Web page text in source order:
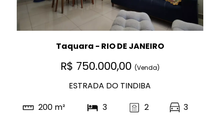
Taquara - RIO DE JANEIRO
R$ 750.000,00 (Venda)
ESTRADA DO TINDIBA
200 m²
3 2 3